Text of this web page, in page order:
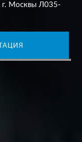
г. Москвы Л035-